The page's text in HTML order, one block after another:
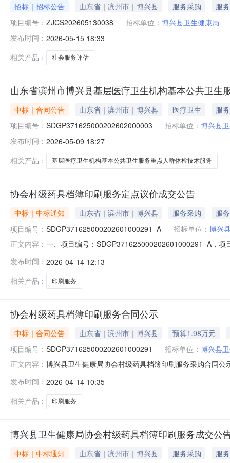
招标｜招标公告 山东省｜滨州市｜博兴县 服务采购
服务
项目编号： ZJCS202605130038 招标单位： 博兴县卫生健康局
发布时间： 2026-05-15 18:33
相关产品：
社会服务评估
山东省滨州市博兴县基层医疗卫生机构基本公共卫生
中标｜合同公告 山东省｜滨州市｜博兴县 医疗卫生
服务
项目编号： SDGP371625000202602000003 招标单位： 博兴县
发布时间： 2026-05-09 18:27
相关产品：
基层医疗卫生机构基本公共卫生服务重点人群体检技术服务
协会村级药具档簿印刷服务定点议价成交公告
中标｜中标通知 山东省｜滨州市｜博兴县 服务采购
服务
项目编号： SDGP371625000202601000291_A 招标单位： 博兴
正文内容： 一、项目编号：SDGP371625000202601000291_A，
标数量计量单位供应商报价(元)是否中标协会村级药具档
发布时间： 2026-04-14 12:13
相关产品：
印刷服务
协会村级药具档簿印刷服务合同公示
中标｜合同公告 山东省｜滨州市｜博兴县
预算1.98万元
项目编号： SDGP371625000202601000291 招标单位： 博兴县
正文内容： 博兴县卫生健康局协会村级药具档簿印刷服务采购合同
（乙方）：博兴县锦秋街道办事处西隅村印刷厂地址：
发布时间： 2026-04-14 10:35
相关产品：
印刷服务
博兴县卫生健康局协会村级药具档簿印刷服务成交公
中标｜中标通知 山东省｜滨州市｜博兴县 服务采购
服务